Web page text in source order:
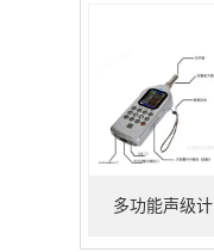
多功能声级计